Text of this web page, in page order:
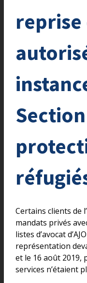
reprise
Certains clients de
mandats privés
listes d’avocat
représentation
et le 16 août 2019,
services n’étaient